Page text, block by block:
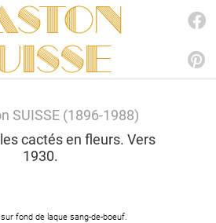
SUISSE (1896-1988)
cactés en fleurs. Vers
1930.
fond de laque sang-de-boeuf.
fond de laque sang-de-boeuf.